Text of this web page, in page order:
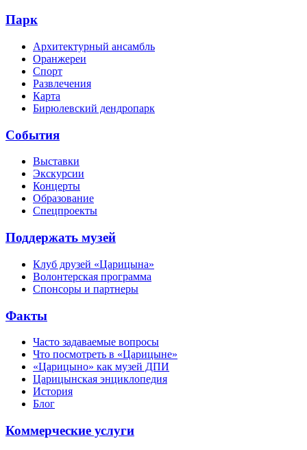
Парк
Архитектурный ансамбль
Оранжереи
Спорт
Развлечения
Карта
Бирюлевский дендропарк
События
Выставки
Экскурсии
Концерты
Образование
Спецпроекты
Поддержать музей
Клуб друзей «Царицына»
Волонтерская программа
Спонсоры и партнеры
Факты
Часто задаваемые вопросы
Что посмотреть в «Царицыне»
«Царицыно» как музей ДПИ
Царицынская энциклопедия
История
Блог
Коммерческие услуги